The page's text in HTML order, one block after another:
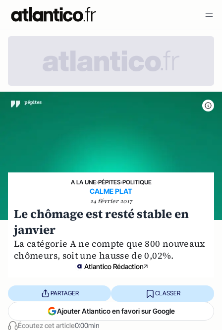
A LA UNE›PÉPITES›POLITIQUE
CALME PLAT
24 février 2017
Le chômage est resté stable en
janvier
La catégorie A ne compte que 800 nouveaux
chômeurs, soit une hausse de 0,02%.
Atlantico Rédaction
Écoutez cet article0:00min
PARTAGER CLASSER
Ajouter Atlantico en favori sur Google